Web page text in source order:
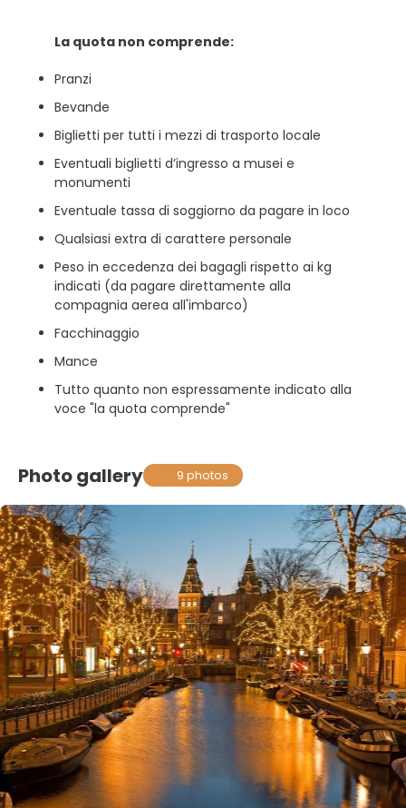
La quota non comprende:
Pranzi
Bevande
Biglietti per tutti i mezzi di trasporto locale
Eventuali biglietti d’ingresso a musei e
monumenti
Eventuale tassa di soggiorno da pagare in loco
Qualsiasi extra di carattere personale
Peso in eccedenza dei bagagli rispetto ai kg
indicati (da pagare direttamente alla
compagnia aerea all'imbarco)
Facchinaggio
Mance
Tutto quanto non espressamente indicato alla
voce "la quota comprende"
Photo gallery 9 photos